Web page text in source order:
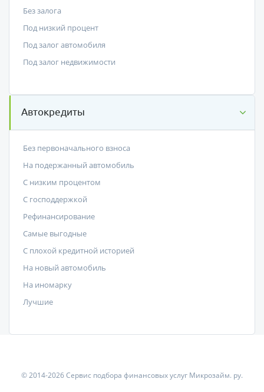
Без залога
Под низкий процент
Под залог автомобиля
Под залог недвижимости
Автокредиты
Без первоначального взноса
На подержанный автомобиль
С низким процентом
C господдержкой
Рефинансирование
Самые выгодные
С плохой кредитной историей
На новый автомобиль
На иномарку
Лучшие
© 2014-2026 Сервис подбора финансовых услуг Микрозайм. ру.